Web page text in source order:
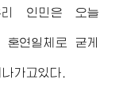
인민은 오늘
연일체로 굳게
가고있다.